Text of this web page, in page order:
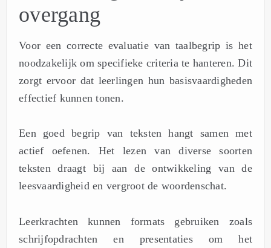
overgang
Voor een correcte evaluatie van taalbegrip is het
noodzakelijk om specifieke criteria te hanteren. Dit
zorgt ervoor dat leerlingen hun basisvaardigheden
effectief kunnen tonen.
Een goed begrip van teksten hangt samen met
actief oefenen. Het lezen van diverse soorten
teksten draagt bij aan de ontwikkeling van de
leesvaardigheid en vergroot de woordenschat.
Leerkrachten kunnen formats gebruiken zoals
schrijfopdrachten en presentaties om het